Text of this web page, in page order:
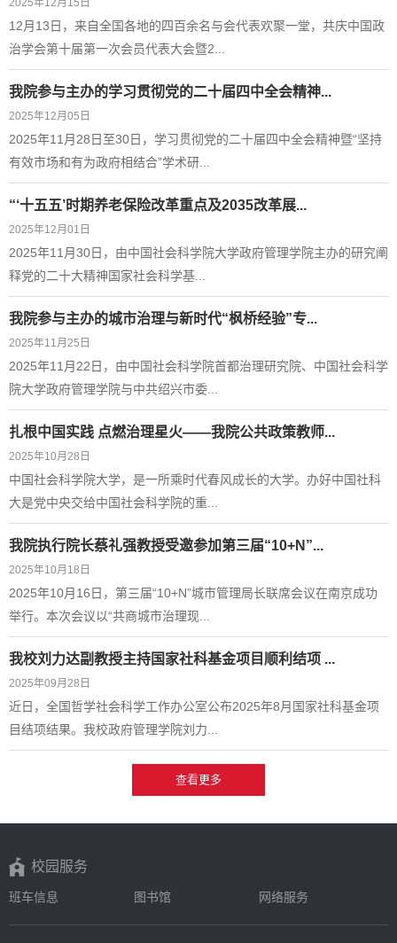
2025年12月15日
12月13日，来自全国各地的四百余名与会代表欢聚一堂，共庆中国政
治学会第十届第一次会员代表大会暨2...
我院参与主办的学习贯彻党的二十届四中全会精神...
2025年12月05日
2025年11月28日至30日，学习贯彻党的二十届四中全会精神暨“坚持
有效市场和有为政府相结合”学术研...
“‘十五五’时期养老保险改革重点及2035改革展...
2025年12月01日
​2025年11月30日，由中国社会科学院大学政府管理学院主办的研究阐
释党的二十大精神国家社会科学基...
我院参与主办的城市治理与新时代“枫桥经验”专...
2025年11月25日
2025年11月22日，由中国社会科学院首都治理研究院、中国社会科学
院大学政府管理学院与中共绍兴市委...
扎根中国实践 点燃治理星火——我院公共政策教师...
2025年10月28日
中国社会科学院大学，是一所乘时代春风成长的大学。办好中国社科
大是党中央交给中国社会科学院的重...
我院执行院长蔡礼强教授受邀参加第三届“10+N”...
2025年10月18日
2025年10月16日，第三届“10+N”城市管理局长联席会议在南京成功
举行。本次会议以“共商城市治理现...
我校刘力达副教授主持国家社科基金项目顺利结项 ...
2025年09月28日
​近日，全国哲学社会科学工作办公室公布2025年8月国家社科基金项
目结项结果。我校政府管理学院刘力...
查看更多
校园服务
班车信息 图书馆 网络服务